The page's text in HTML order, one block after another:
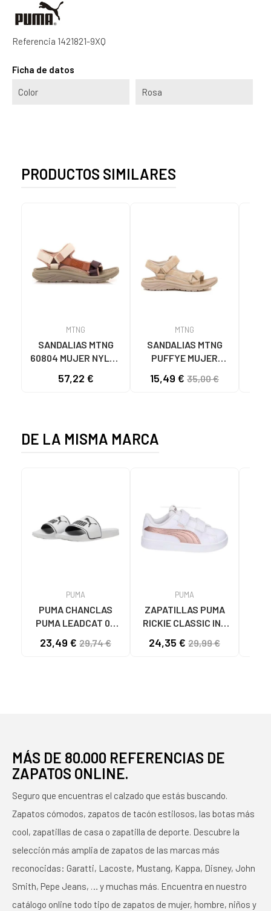
Referencia 1421821-9XQ
Ficha de datos
Color Rosa
PRODUCTOS SIMILARES
MTNG
SANDALIAS MTNG
60804 MUJER NYLON
TAUPE C59615 - -
57,22 €
MTNG
SANDALIAS MTNG
PUFFYE MUJER
C60056 C60056 -
15,49 € 35,00 €
DE LA MISMA MARCA
PUMA
PUMA CHANCLAS
PUMA LEADCAT 02
BLANCAS 02 WHITE
23,49 € 29,74 €
PUMA
ZAPATILLAS PUMA
RICKIE CLASSIC INF
- REF. 394254 04
24,35 € 29,99 €
MÁS DE 80.000 REFERENCIAS DE
ZAPATOS ONLINE.
Seguro que encuentras el calzado que estás buscando.
Zapatos cómodos, zapatos de tacón estilosos, las botas más
cool, zapatillas de casa o zapatilla de deporte. Descubre la
selección más amplia de zapatos de las marcas más
reconocidas: Garatti, Lacoste, Mustang, Kappa, Disney, John
Smith, Pepe Jeans, … y muchas más. Encuentra en nuestro
catálogo online todo tipo de zapatos de mujer, hombre, niños y